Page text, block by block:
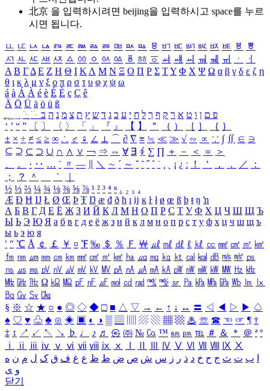
北京 을 입력하시려면 beijing을 입력하시고 space를 누르
시면 됩니다.
ㅥ ㅦ ㅧ ㅨ ㅩ ㅪ ㅫ ㅬ ㅭ ㅮ ㅯ ㅰ ㅱ ㅲ ㅳ ㅴ ㅵ ㅶ ㅷ ㅸ
ㅹ
ㅺ ㅻ ㅼ ㅽ ㅾ ㅿ ㆀ ㆁ ㆂ ㆃ ㆄ ㆅ ㆆ ㆇ ㆈ ㆉ ㆊ ㆋ ㆌ ㆍ
ㆎ
Α Β ΓΔ Ε Ζ Η Θ Ι ΚΛ Μ Ν Ξ Ο Π Ρ Σ ΤΥ Φ Χ Ψ Ω α β γ δ ε ζ η
θ ι κ λ μ ν ξ ο π ρ σ τ υ φ χ ψ ω
á à Á À é è É È ç Ç ê
Ä Ö Ü ä ö ü ß
ִֶֹ ֻּ ׁׂ פ ם ן ו ט א ר ק ף ך ל ח י ע כ ג ד ש ץ ת צ מ נ ה ב
‘ ’ “ ” 〔 〕 〈 〉 「 」 『 』 【 】 ＂ （ ） ［ ］ ｛ ｝
± × ÷ ≠ ≤ ≥ ∞ ∴ ♂ ♀ ∠ ⊥ ⌒ ∂ ∇ ≡ ≒ ≪ ≫ √ ∽ ∝ ∵ ∫ ∬ ∈ ∋
⊆ ⊇ ⊂ ⊃ ∪ ∩ ∧ ∨ ￢ ⇒ ⇔ ∀ ∃ ∮ ∑ ∏ ＋ － ＜ ＝
＞
、
。 · ‥ … ¨ 〃 ― ＼ ∼ ´ ～ ˇ ˘ ˝ ˚ ˙ ¸ ¡ ¿ ː ！ ＇ ， ． ／
：
；
？ ＾ ｀
½ ⅓ ⅔ ¼ ¾ ⅛ ⅜ ⅝ ⅞ ¹ ² ³ ⁴ ⁿ ₁ ₂ ₃ ₄
Æ Ð Ħ Ĳ Ł Ø Œ Þ Ŧ Ŋ æ đ ð ħ ı ĳ ĸ ŀ ł ø œ ß þ ŧ ŋ ŉ
А Б В Г Д Е Ё Ж З И Й К Л М Н О П Р С Т У Ф Х Ц Ч Ш Щ Ъ
Ы Ь Э Ю Я а б в г д е ё ж з и й к л м н о п р с т у ф х ц ч ш щ ъ
ы ь э ю я
′ ″ ℃ Å ￠ ￡ ￥ ¤ ℉ ‰ ＄ ％ Ｆ ￦ ㎕ ㎖ ㎗ ℓ ㎘ ㏄ ㎣ ㎤ ㎥ ㎦
㎙ ㎚ ㎛ ㎜ ㎝ ㎞ ㎟ ㎠ ㎡ ㎢ ㏊ ㎍ ㎎ ㎏ ㏏ ㎈ ㎉ ㏈ ㎧ ㎨ ㎰
㎱ ㎲ ㎳ ㎴ ㎵ ㎶ ㎷ ㎸ ㎹ ㎀ ㎁ ㎂ ㎃ ㎄ ㎺ ㎻ ㎽ ㎾ ㎿ ㎐ ㎑
㎒ ㎓ ㎔ Ω ㏀ ㏁ ㎊ ㎋ ㎌ ㏖ ㏅ ㎭ ㎮ ㎯ ㏛ ㎩ ㎪ ㎫ ㎬ ㏝ ㏐
㏓
㏃ ㏉ ㏜ ㏆
§ ※ ☆ ★ ○ ● ◎ ◇ ◆ □ ■ △ ▽ → ← ↑ ↓ ↔ 〓 ◁ ◀ ▷ ▶ ♤
♠ ♡ ♥ ♧ ♣ ⊙ ◈ ▣ ◐ ◑ ▒ ▤ ▨ ▧ ▦ ▩ ♨ ☏ ☎ ☜ ☞ ¶ †
‡ ↕ ↗ ↙ ↖ ↘ ♭ ♩ ♪ ♬ ㉿ ㈜ № ㏇ ™ ㏂ ㏘ ℡ ＃ ＆ ＊ ＠ ª º
ⅰ
ⅱ ⅲ ⅳ ⅴ ⅵ ⅶ ⅷ ⅸ ⅹ Ⅳ Ⅴ Ⅵ Ⅶ Ⅷ Ⅸ Ⅹ
ب ت ث ج ح خ د ذ ر ز س ش ص ض ط ظ ع غ ف ق ک ل م ن ه
و ی
닫기